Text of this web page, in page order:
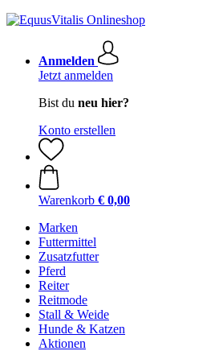
Anmelden
Jetzt anmelden
Bist du neu hier?
Konto erstellen
Warenkorb € 0,00
Marken
Futtermittel
Zusatzfutter
Pferd
Reiter
Reitmode
Stall & Weide
Hunde & Katzen
Aktionen